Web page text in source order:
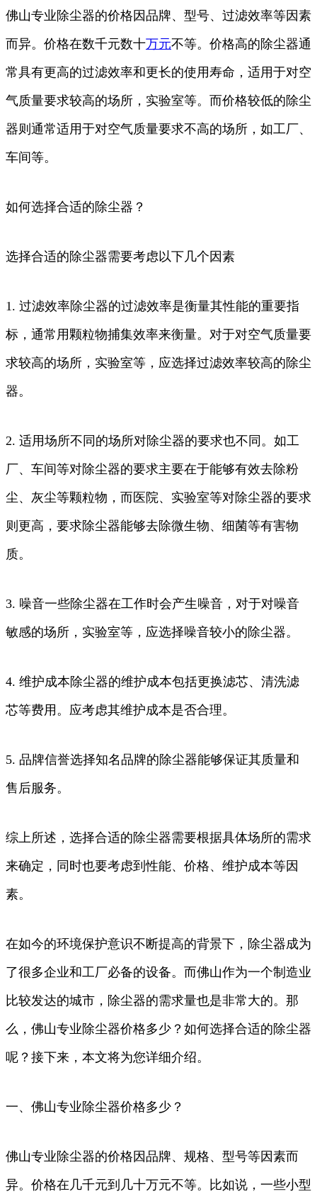
佛山专业除尘器的价格因品牌、型号、过滤效率等因素
而异。价格在数千元数十万元不等。价格高的除尘器通
常具有更高的过滤效率和更长的使用寿命，适用于对空
气质量要求较高的场所，实验室等。而价格较低的除尘
器则通常适用于对空气质量要求不高的场所，如工厂、
车间等。
如何选择合适的除尘器？
选择合适的除尘器需要考虑以下几个因素
1. 过滤效率除尘器的过滤效率是衡量其性能的重要指
标，通常用颗粒物捕集效率来衡量。对于对空气质量要
求较高的场所，实验室等，应选择过滤效率较高的除尘
器。
2. 适用场所不同的场所对除尘器的要求也不同。如工
厂、车间等对除尘器的要求主要在于能够有效去除粉
尘、灰尘等颗粒物，而医院、实验室等对除尘器的要求
则更高，要求除尘器能够去除微生物、细菌等有害物
质。
3. 噪音一些除尘器在工作时会产生噪音，对于对噪音
敏感的场所，实验室等，应选择噪音较小的除尘器。
4. 维护成本除尘器的维护成本包括更换滤芯、清洗滤
芯等费用。应考虑其维护成本是否合理。
5. 品牌信誉选择知名品牌的除尘器能够保证其质量和
售后服务。
综上所述，选择合适的除尘器需要根据具体场所的需求
来确定，同时也要考虑到性能、价格、维护成本等因
素。
在如今的环境保护意识不断提高的背景下，除尘器成为
了很多企业和工厂必备的设备。而佛山作为一个制造业
比较发达的城市，除尘器的需求量也是非常大的。那
么，佛山专业除尘器价格多少？如何选择合适的除尘器
呢？接下来，本文将为您详细介绍。
一、佛山专业除尘器价格多少？
佛山专业除尘器的价格因品牌、规格、型号等因素而
异。价格在几千元到几十万元不等。比如说，一些小型